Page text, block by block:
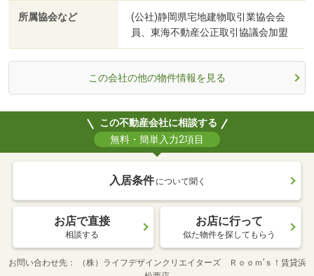
所属協会など
(公社)静岡県宅地建物取引業協会会
員、東海不動産公正取引協議会加盟
この会社の他の物件情報を見る
この不動産会社に相談する
無料・簡単入力2項目
入居条件 について聞く
お店で直接
相談する
お店に行って
似た物件を探してもらう
お問い合わせ先
（株）ライフデザインクリエイターズ Ｒｏｏｍ’ｓ！賃貸浜